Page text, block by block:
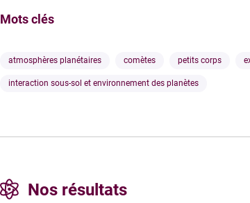
Mots clés
atmosphères planétaires comètes petits corps
interaction sous-sol et environnement des planètes
Nos résultats